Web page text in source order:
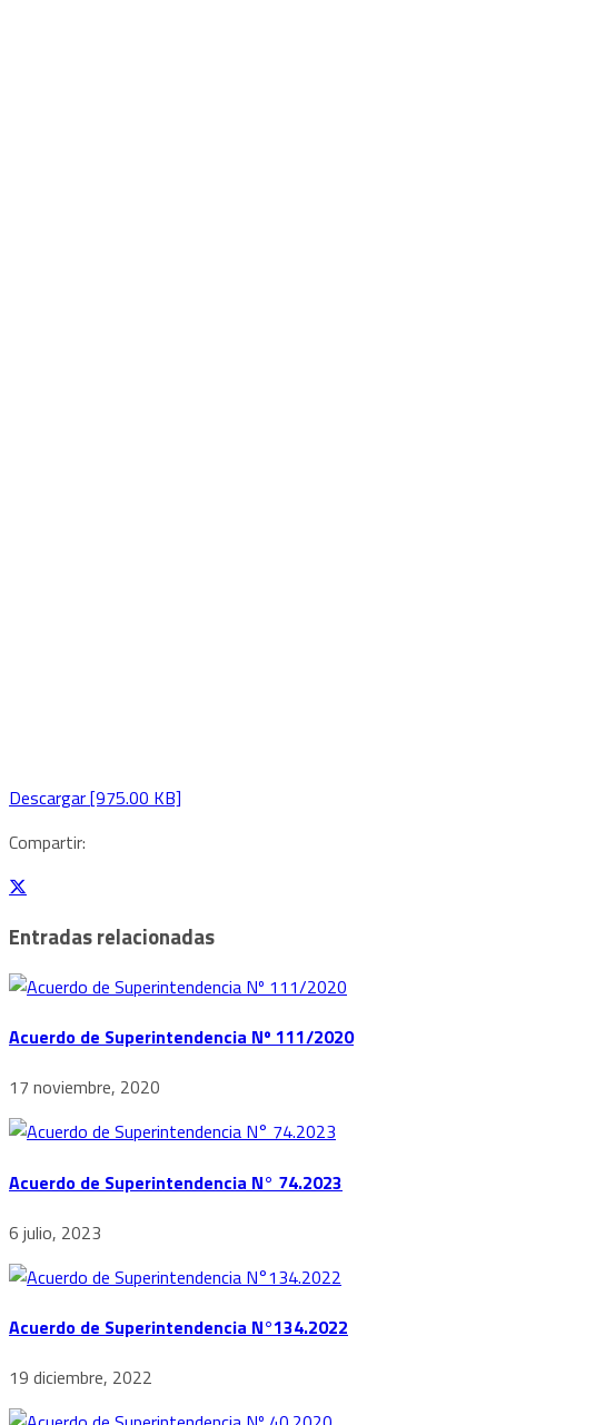
Descargar [975.00 KB]
Compartir:
Entradas relacionadas
Acuerdo de Superintendencia Nº 111/2020
17 noviembre, 2020
Acuerdo de Superintendencia N° 74.2023
6 julio, 2023
Acuerdo de Superintendencia N°134.2022
19 diciembre, 2022